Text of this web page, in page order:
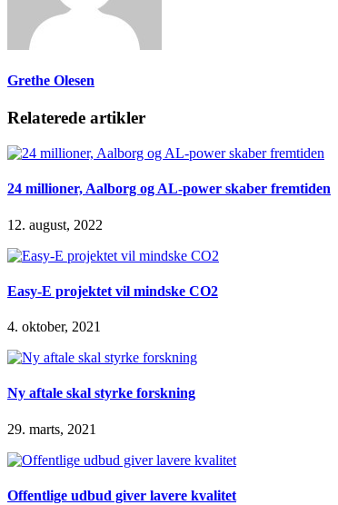
Grethe Olesen
Relaterede artikler
24 millioner, Aalborg og AL-power skaber fremtiden
12. august, 2022
Easy-E projektet vil mindske CO2
4. oktober, 2021
Ny aftale skal styrke forskning
29. marts, 2021
Offentlige udbud giver lavere kvalitet